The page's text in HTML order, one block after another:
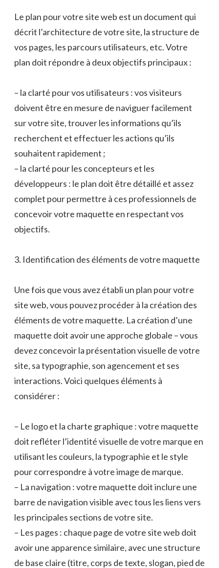
Le plan pour votre site web est un document qui
décrit l’architecture de votre site, la structure de
vos pages, les parcours utilisateurs, etc. Votre
plan doit répondre à deux objectifs principaux :
– la clarté pour vos utilisateurs : vos visiteurs
doivent être en mesure de naviguer facilement
sur votre site, trouver les informations qu’ils
recherchent et effectuer les actions qu’ils
souhaitent rapidement ;
– la clarté pour les concepteurs et les
développeurs : le plan doit être détaillé et assez
complet pour permettre à ces professionnels de
concevoir votre maquette en respectant vos
objectifs.
3. Identification des éléments de votre maquette
Une fois que vous avez établi un plan pour votre
site web, vous pouvez procéder à la création des
éléments de votre maquette. La création d’une
maquette doit avoir une approche globale – vous
devez concevoir la présentation visuelle de votre
site, sa typographie, son agencement et ses
interactions. Voici quelques éléments à
considérer :
– Le logo et la charte graphique : votre maquette
doit refléter l’identité visuelle de votre marque en
utilisant les couleurs, la typographie et le style
pour correspondre à votre image de marque.
– La navigation : votre maquette doit inclure une
barre de navigation visible avec tous les liens vers
les principales sections de votre site.
– Les pages : chaque page de votre site web doit
avoir une apparence similaire, avec une structure
de base claire (titre, corps de texte, slogan, pied de